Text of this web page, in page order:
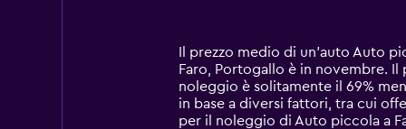
14
categories.
The
chart
has
Il prezzo medio di un'auto Auto
Faro, Portogallo è in novembre.
noleggio è solitamente il 69%
in base a diversi fattori, tra cui
per il noleggio di Auto piccola a